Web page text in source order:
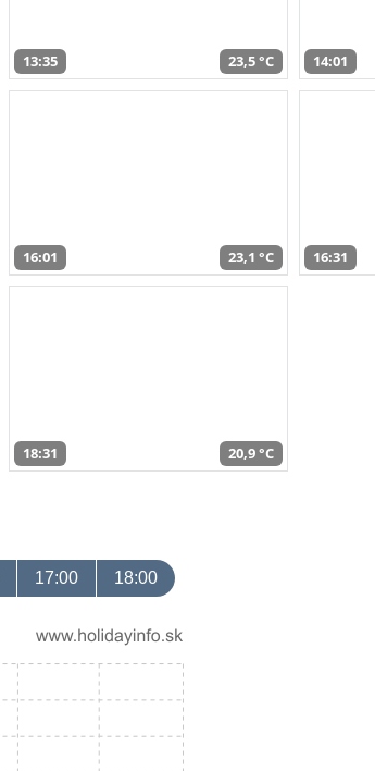
13:35 23,5 °C 14:01
16:01 23,1 °C 16:31
18:31 20,9 °C
17:00 18:00